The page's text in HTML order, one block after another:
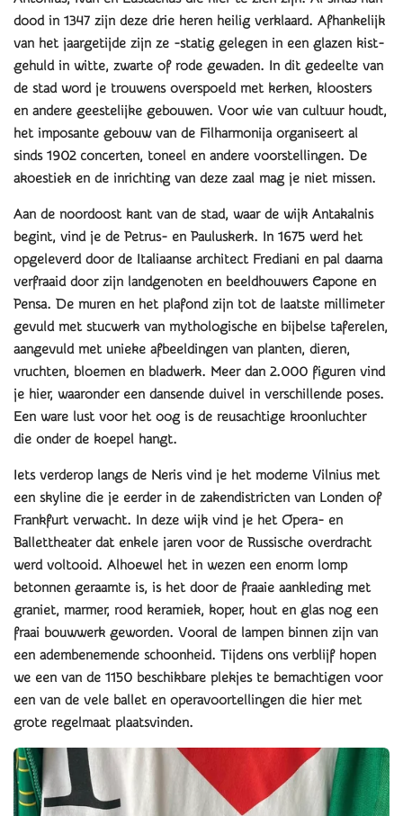
dood in 1347 zijn deze drie heren heilig verklaard. Afhankelijk
van het jaargetijde zijn ze -statig gelegen in een glazen kist-
gehuld in witte, zwarte of rode gewaden. In dit gedeelte van
de stad word je trouwens overspoeld met kerken, kloosters
en andere geestelijke gebouwen. Voor wie van cultuur houdt,
het imposante gebouw van de Filharmonija organiseert al
sinds 1902 concerten, toneel en andere voorstellingen. De
akoestiek en de inrichting van deze zaal mag je niet missen.
Aan de noordoost kant van de stad, waar de wijk Antakalnis
begint, vind je de Petrus- en Pauluskerk. In 1675 werd het
opgeleverd door de Italiaanse architect Frediani en pal daarna
verfraaid door zijn landgenoten en beeldhouwers Capone en
Pensa. De muren en het plafond zijn tot de laatste millimeter
gevuld met stucwerk van mythologische en bijbelse taferelen,
aangevuld met unieke afbeeldingen van planten, dieren,
vruchten, bloemen en bladwerk. Meer dan 2.000 figuren vind
je hier, waaronder een dansende duivel in verschillende poses.
Een ware lust voor het oog is de reusachtige kroonluchter
die onder de koepel hangt.
Iets verderop langs de Neris vind je het moderne Vilnius met
een skyline die je eerder in de zakendistricten van Londen of
Frankfurt verwacht. In deze wijk vind je het Opera- en
Ballettheater dat enkele jaren voor de Russische overdracht
werd voltooid. Alhoewel het in wezen een enorm lomp
betonnen geraamte is, is het door de fraaie aankleding met
graniet, marmer, rood keramiek, koper, hout en glas nog een
fraai bouwwerk geworden. Vooral de lampen binnen zijn van
een adembenemende schoonheid. Tijdens ons verblijf hopen
we een van de 1150 beschikbare plekjes te bemachtigen voor
een van de vele ballet en operavoortellingen die hier met
grote regelmaat plaatsvinden.